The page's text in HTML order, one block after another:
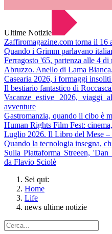
Ultime Notizie
Zaffiromagazine.com torna il 16
Quando i Grimm parlavano
Ferragosto '65, partenza alle 4
Abruzzo. Anello di Lama
Casearia 2026, i formaggi
Il bestiario fantastico di
Vacanze estive 2026, viaggi
avventure
Gastromanzia, quando il cibo è
Human Rights Film Fest:
Luglio 2026. Il Libro del Mese –
Quando la tecnologia insegna,
Sulla Piattaforma Streeen,
da Flavio Sciolè
Sei qui:
Home
Life
news ultime notizie